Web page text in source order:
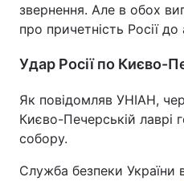
звернення. Але в обох
про причетність Росії до
Удар Росії по Києво-
Як повідомляв УНІАН,
Києво-Печерській лаврі
собору.
Служба безпеки України